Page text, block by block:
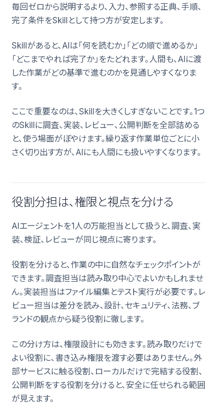
毎回ゼロから説明するより、入力、参照する正典、手順、
完了条件をSkillとして持つ方が安定します。
Skillがあると、AIは「何を読むか」「どの順で進めるか」
「どこまでやれば完了か」をたどれます。人間も、AIに渡
した作業がどの基準で進むのかを見通しやすくなりま
す。
ここで重要なのは、Skillを大きくしすぎないことです。1つ
のSkillに調査、実装、レビュー、公開判断を全部詰める
と、使う場面がぼやけます。繰り返す作業単位ごとに小
さく切り出す方が、AIにも人間にも扱いやすくなります。
役割分担は、権限と視点を分ける
AIエージェントを1人の万能担当として扱うと、調査、実
装、検証、レビューが同じ視点に寄ります。
役割を分けると、作業の中に自然なチェックポイントが
できます。調査担当は読み取り中心でよいかもしれませ
ん。実装担当はファイル編集とテスト実行が必要です。レ
ビュー担当は差分を読み、設計、セキュリティ、法務、ブ
ランドの観点から疑う役割に徹します。
この分け方は、権限設計にも効きます。読み取りだけで
よい役割に、書き込み権限を渡す必要はありません。外
部サービスに触る役割、ローカルだけで完結する役割、
公開判断をする役割を分けると、安全に任せられる範囲
が見えます。